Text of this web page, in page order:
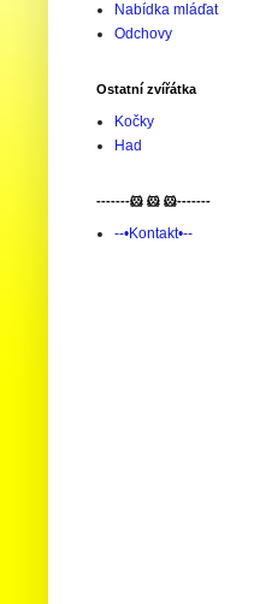
Nabídka mláďat
Odchovy
Ostatní zvířátka
Kočky
Had
-------🐹 🐹 🐹-------
--•Kontakt•--